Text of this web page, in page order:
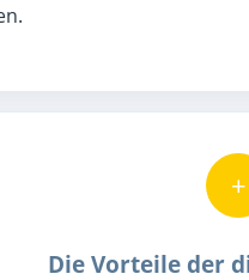
+
Die Vorteile der